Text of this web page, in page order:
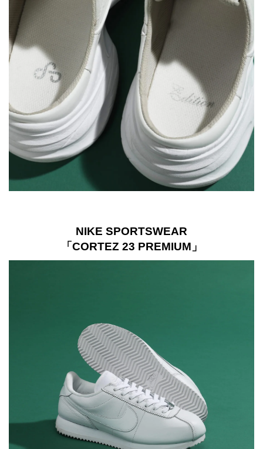
NIKE SPORTSWEAR
「CORTEZ 23 PREMIUM」